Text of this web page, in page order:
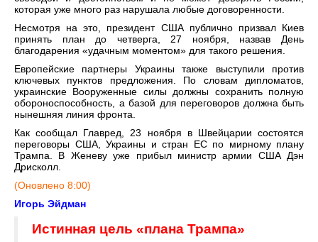
которая уже много раз нарушала любые договоренности.
Несмотря на это, президент США публично призвал Киев
принять план до четверга, 27 ноября, назвав День
благодарения «удачным моментом» для такого решения.
Европейские партнеры Украины также выступили против
ключевых пунктов предложения. По словам дипломатов,
украинские Вооруженные силы должны сохранить полную
обороноспособность, а базой для переговоров должна быть
нынешняя линия фронта.
Как сообщал Главред, 23 ноября в Швейцарии состоятся
переговоры США, Украины и стран ЕС по мирному плану
Трампа. В Женеву уже прибыл министр армии США Дэн
Дрисколл.
(Оновлено 8:00)
Игорь Эйдман
Истинная цель «плана Трампа»